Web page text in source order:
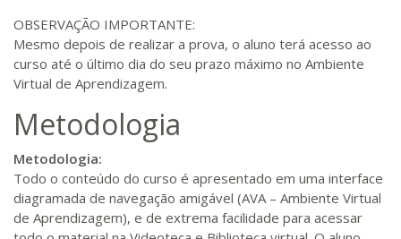
400 H 50dias 150
Matricular
440 H 55dias 150dias
Matricular
OBSERVAÇÃO IMPORTANTE:
Mesmo depois de realizar a prova, o aluno terá acesso ao
curso até o último dia do seu prazo máximo no Ambiente
Virtual de Aprendizagem.
Metodologia
Metodologia:
Todo o conteúdo do curso é apresentado em uma interface
diagramada de navegação amigável (AVA – Ambiente Virtual
de Aprendizagem), e de extrema facilidade para acessar